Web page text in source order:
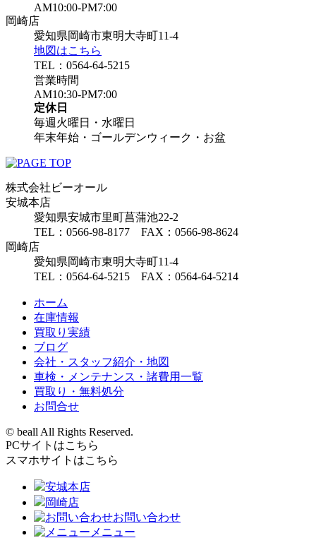
AM10:00-PM7:00
岡崎店
愛知県岡崎市東明大寺町11-4
地図はこちら
TEL：0564-64-5215
営業時間
AM10:30-PM7:00
定休日
毎週火曜日・水曜日
年末年始・ゴールデンウィーク・お盆
株式会社ビーオール
安城本店
愛知県安城市里町菖蒲池22-2
TEL：0566-98-8177 FAX：0566-98-8624
岡崎店
愛知県岡崎市東明大寺町11-4
TEL：0564-64-5215 FAX：0564-64-5214
ホーム
在庫情報
買取り実績
ブログ
会社・スタッフ紹介・地図
車検・メンテナンス・諸費用一覧
買取り・無料処分
お問合せ
© beall All Rights Reserved.
PCサイトはこちら
スマホサイトはこちら
安城本店
岡崎店
お問い合わせ
メニュー